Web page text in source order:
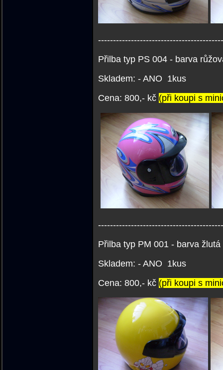
Přilba typ PS 004 - barva
Skladem: - ANO 1kus
Cena: 800,- kč (při koupi s
Přilba typ PM 001 - barva
Skladem: - ANO 1kus
Cena: 800,- kč (při koupi s